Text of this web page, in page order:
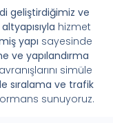
geliştirdiğimiz ve
hizmet
yapı sayesinde
ve yapılandırma
simüle
sıralama ve trafik
sunuyoruz.